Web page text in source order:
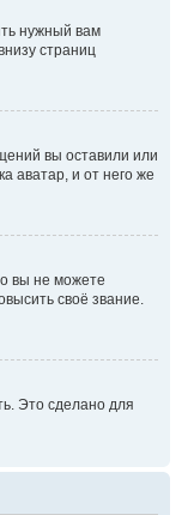
нужный вам
страниц
вы оставили или
аватар, и от него же
вы не можете
своё звание.
Это сделано для